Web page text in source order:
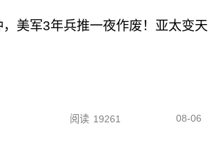
美军3年兵推一夜作废！亚太变天
阅读 19261 08-06